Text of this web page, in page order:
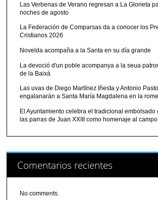
Las Verbenas de Verano regresan a La Glorieta
noches de agosto
La Federación de Comparsas da a conocer los
Cristianos 2026
Novelda acompaña a la Santa en su día grande
La devoció d'un poble acompanya a la seua
de la Baixà
Las uvas de Diego Martínez Iñesta y Antonio
engalanarán a Santa María Magdalena en la
El Ayuntamiento celebra el tradicional embolsado
las parras de Juan XXIII como homenaje al
Comentarios recientes
No comments.